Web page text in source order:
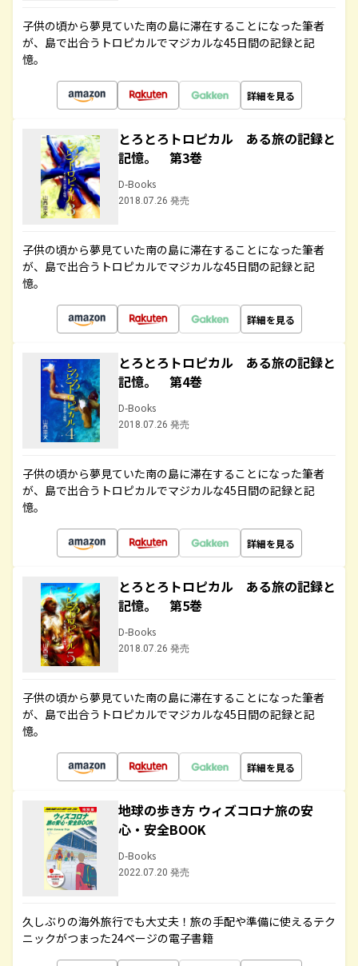
子供の頃から夢見ていた南の島に滞在することになった筆者
が、島で出合うトロピカルでマジカルな45日間の記録と記
憶。
詳細を見る
とろとろトロピカル ある旅の記録と
記憶。 第3巻
D-Books
2018.07.26 発売
子供の頃から夢見ていた南の島に滞在することになった筆者
が、島で出合うトロピカルでマジカルな45日間の記録と記
憶。
詳細を見る
とろとろトロピカル ある旅の記録と
記憶。 第4巻
D-Books
2018.07.26 発売
子供の頃から夢見ていた南の島に滞在することになった筆者
が、島で出合うトロピカルでマジカルな45日間の記録と記
憶。
詳細を見る
とろとろトロピカル ある旅の記録と
記憶。 第5巻
D-Books
2018.07.26 発売
子供の頃から夢見ていた南の島に滞在することになった筆者
が、島で出合うトロピカルでマジカルな45日間の記録と記
憶。
詳細を見る
地球の歩き方 ウィズコロナ旅の安
心・安全BOOK
D-Books
2022.07.20 発売
久しぶりの海外旅行でも大丈夫！旅の手配や準備に使えるテク
ニックがつまった24ページの電子書籍